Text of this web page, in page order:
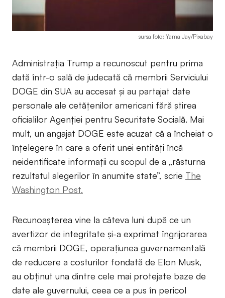
sursa foto: Yama Jay/Pixabay
Administrația Trump a recunoscut pentru prima
dată într-o sală de judecată că membrii Serviciului
DOGE din SUA au accesat și au partajat date
personale ale cetățenilor americani fără știrea
oficialilor Agenției pentru Securitate Socială. Mai
mult, un angajat DOGE este acuzat că a încheiat o
înțelegere în care a oferit unei entități încă
neidentificate informații cu scopul de a „răsturna
rezultatul alegerilor în anumite state”, scrie The
Washington Post.
Recunoașterea vine la câteva luni după ce un
avertizor de integritate și-a exprimat îngrijorarea
că membrii DOGE, operațiunea guvernamentală
de reducere a costurilor fondată de Elon Musk,
au obținut una dintre cele mai protejate baze de
date ale guvernului, ceea ce a pus în pericol